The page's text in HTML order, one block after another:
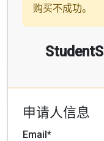
购买不成功。
申请人信息
Email*